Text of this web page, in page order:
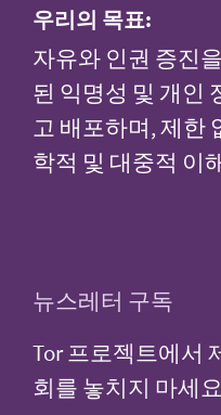
우리의 목표:
자유와 인권 증진
된 익명성 및 개인
고 배포하며, 제한
학적 및 대중적 이
뉴스레터 구독
Tor 프로젝트에서
회를 놓치지 마세